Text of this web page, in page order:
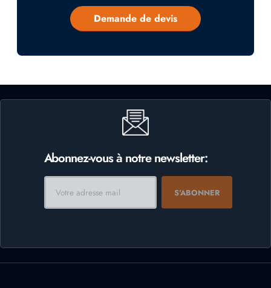
Demande de devis
Abonnez-vous à notre newsletter: